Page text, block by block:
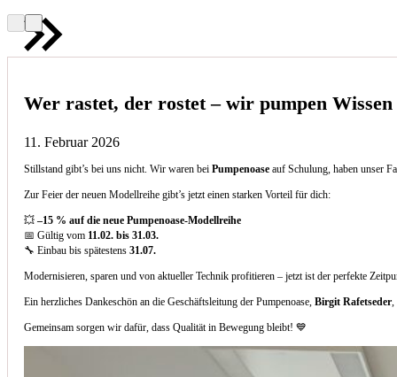
Wer rastet, der rostet – wir pumpen
11. Februar 2026
Stillstand gibt’s bei uns nicht. Wir waren beiPumpenoase auf Schulung, haben unser
Zur Feier der neuen Modellreihe gibt’s jetzt einen starken Vorteil für dich:
💥–15 % auf die neue Pumpenoase-Modellreihe
📅 Gültig vom 11.02. bis 31.03.
🔧 Einbau bis spätestens31.07.
Modernisieren, sparen und von aktueller Technik profitieren – jetzt ist der perfekte
Ein herzliches Dankeschön an die Geschäftsleitung der Pumpenoase,Birgit Rafetseder
Gemeinsam sorgen wir dafür, dass Qualität in Bewegung bleibt! 💙